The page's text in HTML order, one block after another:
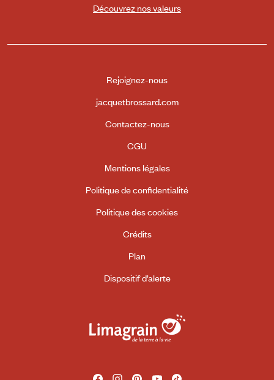
Découvrez nos valeurs
Rejoignez-nous
jacquetbrossard.com
Contactez-nous
CGU
Mentions légales
Politique de confidentialité
Politique des cookies
Crédits
Plan
Dispositif d’alerte